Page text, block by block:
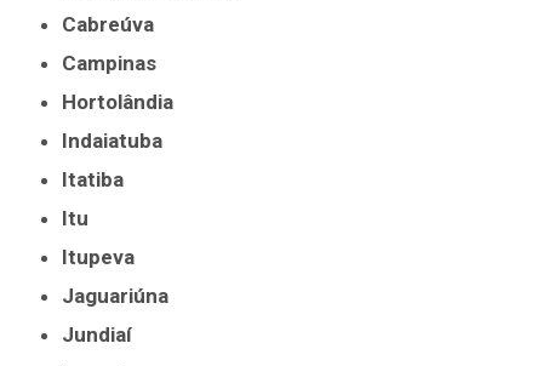
Cabreúva
Campinas
Hortolândia
Indaiatuba
Itatiba
Itu
Itupeva
Jaguariúna
Jundiaí